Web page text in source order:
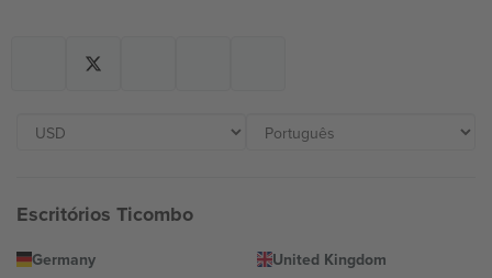
Escritórios Ticombo
Germany
United Kingdom